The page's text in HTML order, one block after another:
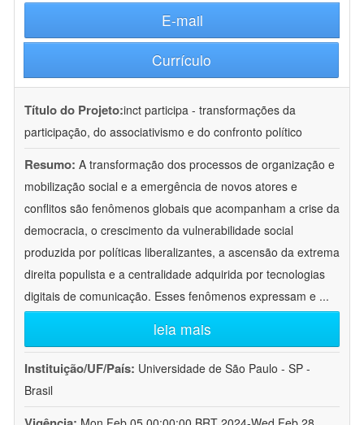
E-mail
Currículo
Título do Projeto:inct participa - transformações da
participação, do associativismo e do confronto político
Resumo: A transformação dos processos de organização e
mobilização social e a emergência de novos atores e
conflitos são fenômenos globais que acompanham a crise da
democracia, o crescimento da vulnerabilidade social
produzida por políticas liberalizantes, a ascensão da extrema
direita populista e a centralidade adquirida por tecnologias
digitais de comunicação. Esses fenômenos expressam e ...
leia mais
Instituição/UF/País: Universidade de São Paulo - SP -
Brasil